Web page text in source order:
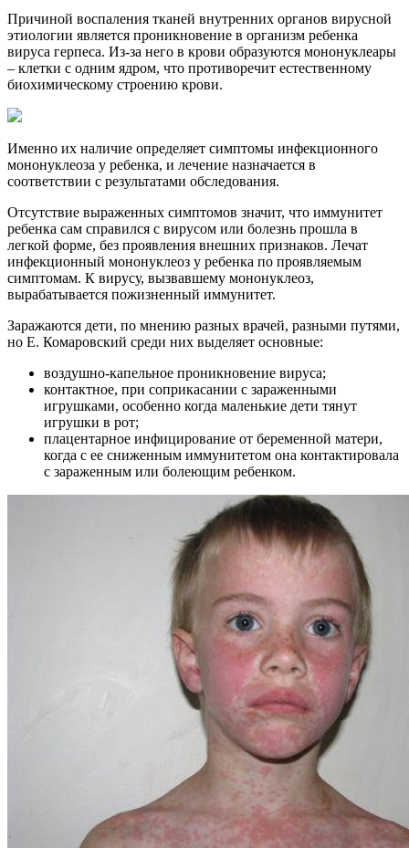
Причиной воспаления тканей внутренних органов вирусной
этиологии является проникновение в организм ребенка
вируса герпеса. Из-за него в крови образуются мононуклеары
– клетки с одним ядром, что противоречит естественному
биохимическому строению крови.
Именно их наличие определяет симптомы инфекционного
мононуклеоза у ребенка, и лечение назначается в
соответствии с результатами обследования.
Отсутствие выраженных симптомов значит, что иммунитет
ребенка сам справился с вирусом или болезнь прошла в
легкой форме, без проявления внешних признаков. Лечат
инфекционный мононуклеоз у ребенка по проявляемым
симптомам. К вирусу, вызвавшему мононуклеоз,
вырабатывается пожизненный иммунитет.
Заражаются дети, по мнению разных врачей, разными путями,
но Е. Комаровский среди них выделяет основные:
воздушно-капельное проникновение вируса;
контактное, при соприкасании с зараженными
игрушками, особенно когда маленькие дети тянут
игрушки в рот;
плацентарное инфицирование от беременной матери,
когда с ее сниженным иммунитетом она контактировала
с зараженным или болеющим ребенком.